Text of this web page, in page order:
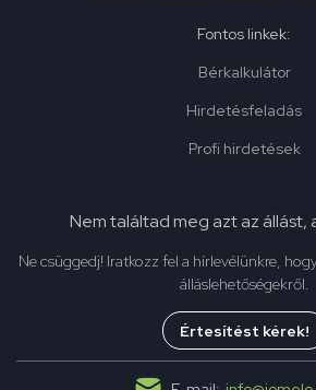
Fontos linkek:
Bérkalkulátor
Hirdetésfeladás
Profi hirdetések
Nem találtad meg azt az állást,
Ne csüggedj! Iratkozz fel a hírlevélünkre,
álláslehetőségekről.
Értesítést kérek!